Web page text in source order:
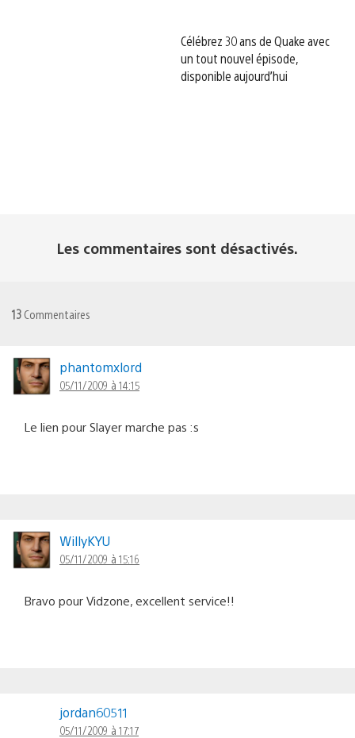
Célébrez 30 ans de Quake avec
un tout nouvel épisode,
disponible aujourd’hui
Les commentaires sont désactivés.
13 Commentaires
phantomxlord
05/11/2009 à 14:15
Le lien pour Slayer marche pas :s
WillyKYU
05/11/2009 à 15:16
Bravo pour Vidzone, excellent service!!
jordan60511
05/11/2009 à 17:17